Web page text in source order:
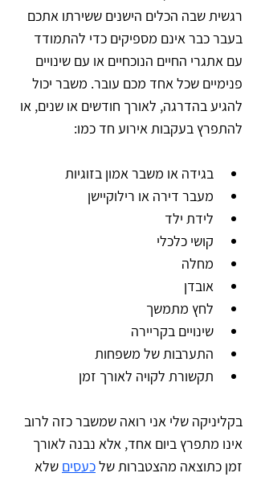
רגשית שבה הכלים הישנים ששירתו אתכם
בעבר כבר אינם מספיקים כדי להתמודד
עם אתגרי החיים הנוכחיים או עם שינויים
פנימיים שכל אחד מכם עובר. משבר יכול
להגיע בהדרגה, לאורך חודשים או שנים, או
להתפרץ בעקבות אירוע חד כמו:
בגידה או משבר אמון בזוגיות
מעבר דירה או רילוקיישן
לידת ילד
קושי כלכלי
מחלה
אובדן
לחץ מתמשך
שינויים בקריירה
התערבות של משפחות
תקשורת לקויה לאורך זמן
בקליניקה שלי אני רואה שמשבר כזה לרוב
אינו מתפרץ ביום אחד, אלא נבנה לאורך
זמן כתוצאה מהצטברות של כעסים שלא